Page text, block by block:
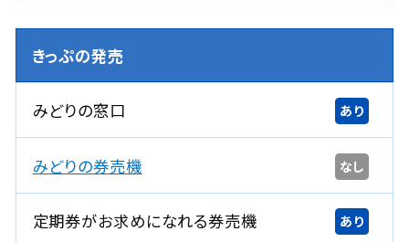
きっぷの発売
みどりの窓口 あり
みどりの券売機 なし
定期券がお求めになれる券売機 あり